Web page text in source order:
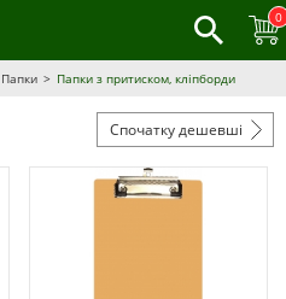
0
Папки Папки з притиском, кліпборди
Спочатку дешевші